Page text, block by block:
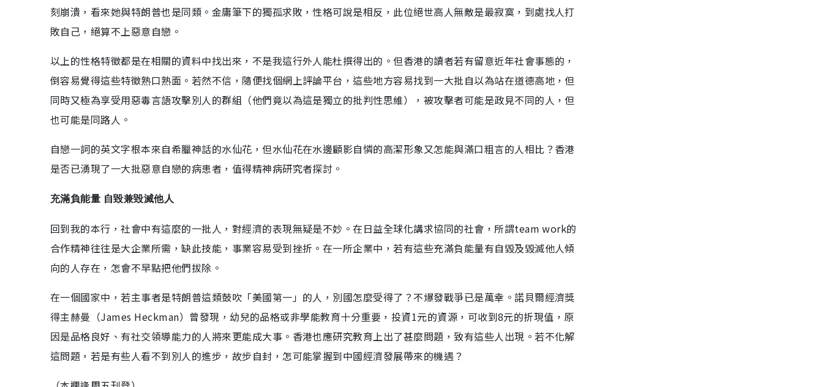
刻崩潰，看來她與特朗普也是同類。金庸筆下的獨孤求敗，性格可說是相反，此位絕世高人無敵是最寂寞，到處找人打
敗自己，絕算不上惡意自戀。
以上的性格特徵都是在相關的資料中找出來，不是我這行外人能杜撰得出的。但香港的讀者若有留意近年社會事態的，
倒容易覺得這些特徵熟口熟面。若然不信，隨便找個網上評論平台，這些地方容易找到一大批自以為站在道德高地，但
同時又極為享受用惡毒言語攻擊別人的群組（他們竟以為這是獨立的批判性思維），被攻擊者可能是政見不同的人，但
也可能是同路人。
自戀一詞的英文字根本來自希臘神話的水仙花，但水仙花在水邊顧影自憐的高潔形象又怎能與滿口粗言的人相比？香港
是否已湧現了一大批惡意自戀的病患者，值得精神病研究者探討。
充滿負能量 自毀兼毀滅他人
回到我的本行，社會中有這麼的一批人，對經濟的表現無疑是不妙。在日益全球化講求協同的社會，所謂team work的
合作精神往往是大企業所需，缺此技能，事業容易受到挫折。在一所企業中，若有這些充滿負能量有自毀及毀滅他人傾
向的人存在，怎會不早點把他們拔除。
在一個國家中，若主事者是特朗普這類鼓吹「美國第一」的人，別國怎麼受得了？不爆發戰爭已是萬幸。諾貝爾經濟獎
得主赫曼（James Heckman）曾發現，幼兒的品格或非學能教育十分重要，投資1元的資源，可收到8元的折現值，原
因是品格良好、有社交領導能力的人將來更能成大事。香港也應研究教育上出了甚麼問題，致有這些人出現。若不化解
這問題，若是有些人看不到別人的進步，故步自封，怎可能掌握到中國經濟發展帶來的機遇？